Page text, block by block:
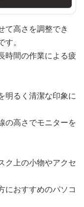
て高さを調整でき
。
時間の作業による疲
明るく清潔な印象に
の高さでモニターを
ク上の小物やアクセ
におすすめのパソコ